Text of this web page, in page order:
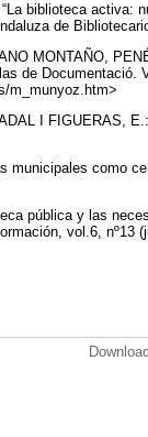
biblioteca activa:
de
MONTAÑO,
de
m_munyoz.htm>
I FIGUERAS,
municipales como
pública y las
vol.6, nº13